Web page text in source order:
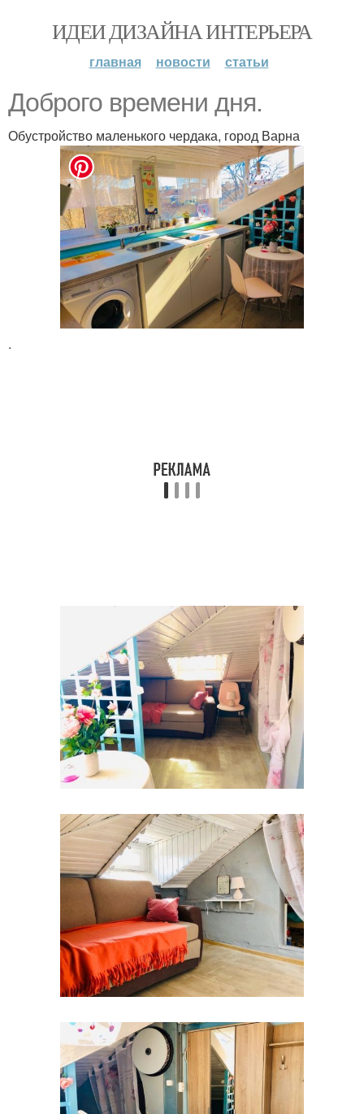
ИДЕИ ДИЗАЙНА ИНТЕРЬЕРА
главная новости статьи
Доброго времени дня.
Обустройство маленького чердака, город Варна
.